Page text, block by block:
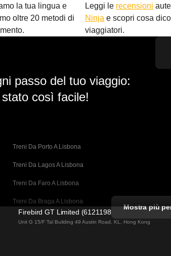
la tua lingua e
oltre 20 metodi di
Leggi le recensioni
Ninja e scopri cosa
viaggiatori.
passo del tuo viaggio:
così facile!
Treni Da Porto A Lisbona
Treni Da Lagos A Lisbona
Treni Da Faro A Lisbona
Treni Da Braga A Lisbona
Treni Da Madrid A Barcellona
Mostra più
Firebird GT Limited (61211989)
Unit G 15/F Tal Building 49 Austin Road, KL, Hong Kong